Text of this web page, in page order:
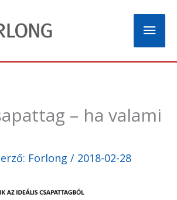
Main
– ha valami
Forlong / 2018-02-28